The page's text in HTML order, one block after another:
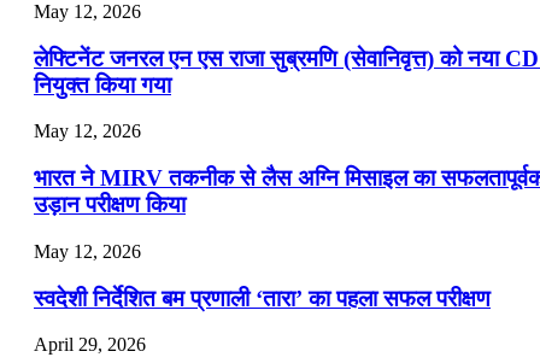
May 12, 2026
लेफ्टिनेंट जनरल एन एस राजा सुब्रमणि (सेवानिवृत्त) को नया
नियुक्त किया गया
May 12, 2026
भारत ने MIRV तकनीक से लैस अग्नि मिसाइल का
उड़ान परीक्षण किया
May 12, 2026
स्वदेशी निर्देशित बम प्रणाली ‘तारा’ का पहला सफल परीक्षण
April 29, 2026